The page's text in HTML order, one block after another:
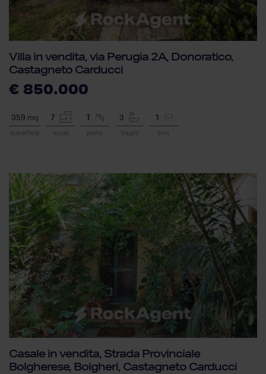
Villa in vendita, via Perugia 2A, Donoratico,
Castagneto Carducci
€ 850.000
359 mq
superficie
7
locali piano
3
bagni
1
box
Casale in vendita, Strada Provinciale
Bolgherese, Bolgheri, Castagneto Carducci